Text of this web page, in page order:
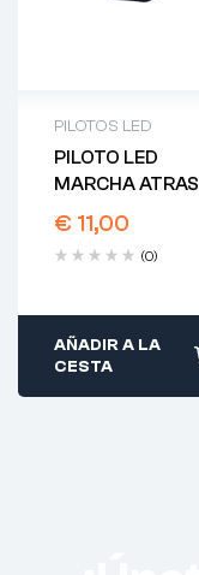
PILOTOS LED
PILOTO LED
MARCHA ATRAS
€ 11,00
(0)
AÑADIR A LA
CESTA